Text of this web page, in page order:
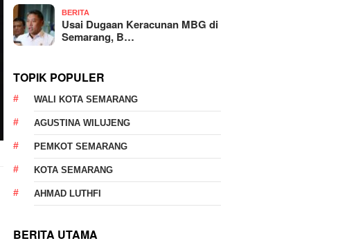
BERITA
Usai Dugaan Keracunan MBG di
Semarang, B…
TOPIK POPULER
WALI KOTA SEMARANG
AGUSTINA WILUJENG
PEMKOT SEMARANG
KOTA SEMARANG
AHMAD LUTHFI
BERITA UTAMA